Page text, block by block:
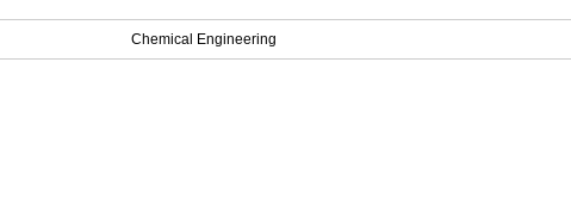
Chemical Engineering